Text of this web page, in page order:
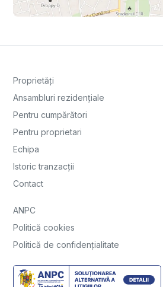
Proprietăți
Ansambluri rezidențiale
Pentru cumpărători
Pentru proprietari
Echipa
Istoric tranzacții
Contact
ANPC
Politică cookies
Politică de confidențialitate